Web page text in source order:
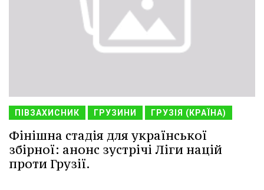
ПІВЗАХИСНИК ГРУЗИНИ ГРУЗІЯ (КРАЇНА)
Фінішна стадія для української
збірної: анонс зустрічі Ліги націй
проти Грузії.